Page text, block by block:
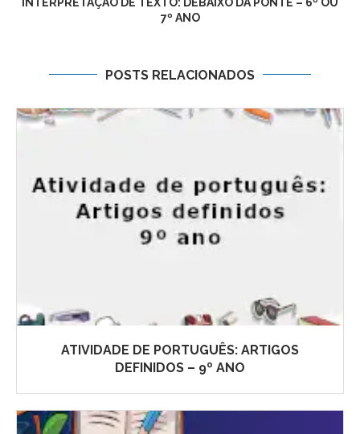
7º ANO
POSTS RELACIONADOS
ATIVIDADE DE PORTUGUÊS: ARTIGOS
DEFINIDOS – 9º ANO